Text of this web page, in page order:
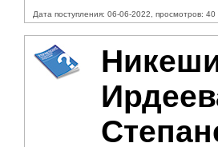
Дата поступления: 06-06-2022, просмотров: 40